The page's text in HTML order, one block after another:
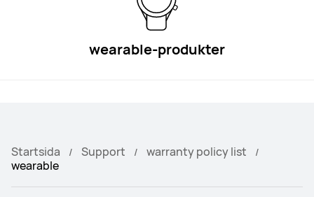
wearable-produkter
Startsida Support
warranty policy list
wearable